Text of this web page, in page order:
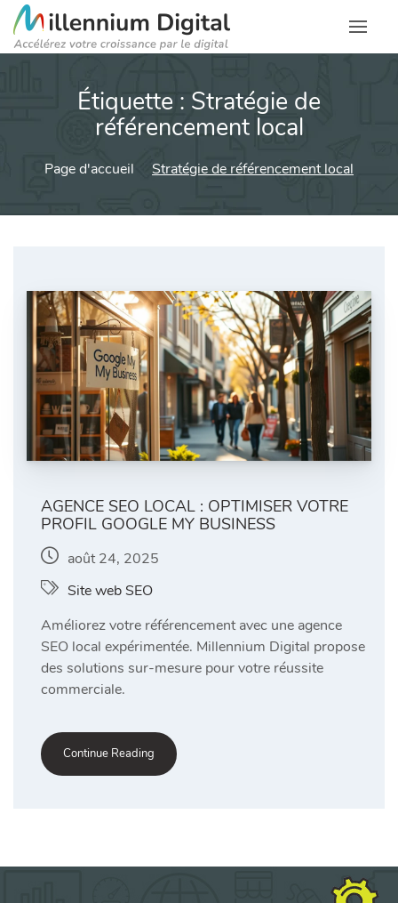
Étiquette : Stratégie de
référencement local
Page d'accueil Stratégie de référencement local
AGENCE SEO LOCAL : OPTIMISER VOTRE
PROFIL GOOGLE MY BUSINESS
août 24, 2025
Site web SEO
Améliorez votre référencement avec une agence
SEO local expérimentée. Millennium Digital propose
des solutions sur-mesure pour votre réussite
commerciale.
Continue Reading